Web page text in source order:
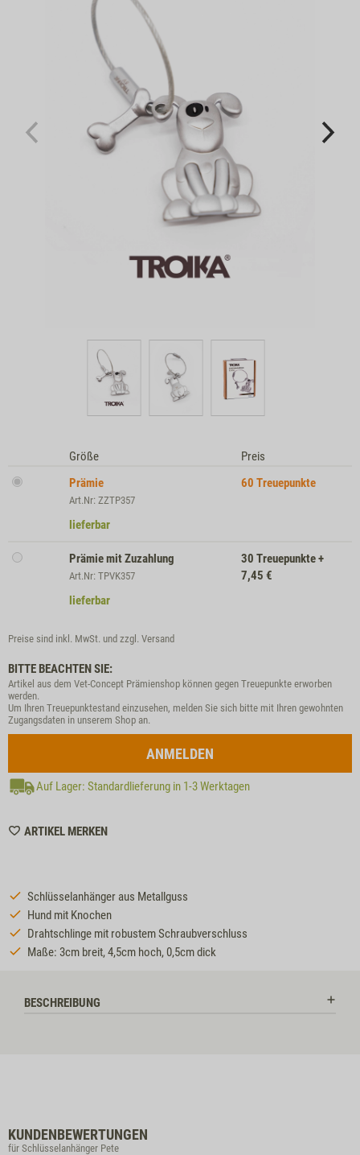
Größe
Preis
Prämie
Art.Nr: ZZTP357
60 Treuepunkte
lieferbar
Prämie mit Zuzahlung
Art.Nr: TPVK357
30 Treuepunkte+
7,45 €
lieferbar
Preise sind inkl. MwSt. und zzgl. Versand
BITTE BEACHTEN SIE:
Artikel aus dem Vet-Concept Prämienshop können gegen Treuepunkte erworben
werden.
Um Ihren Treuepunktestand einzusehen, melden Sie sich bitte mit Ihren gewohnten
Zugangsdaten in unserem Shop an.
ANMELDEN
Auf Lager: Standardlieferung in 1-3 Werktagen
ARTIKEL MERKENWISHLIST
Schlüsselanhänger aus Metallguss
Hund mit Knochen
Drahtschlinge mit robustem Schraubverschluss
Maße: 3cm breit, 4,5cm hoch, 0,5cm dick
BESCHREIBUNG
KUNDENBEWERTUNGEN
für Schlüsselanhänger Pete